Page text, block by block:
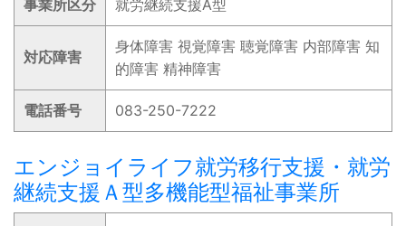
事業所区分 就労継続支援A型
対応障害
身体障害 視覚障害 聴覚障害 内部障害 知
的障害 精神障害
電話番号 083-250-7222
エンジョイライフ就労移行支援・就労
継続支援Ａ型多機能型福祉事業所